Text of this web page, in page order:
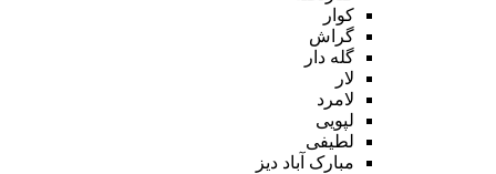
کوار
گراش
گله دار
لار
لامرد
لپویی
لطیفی
مبارک آباد دیز